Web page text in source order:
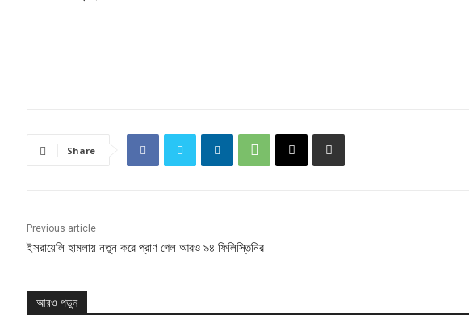
Share
Previous article
ইসরায়েলি হামলায় নতুন করে প্রাণ গেল আরও ৯৪ ফিলিস্তিনির
আরও পড়ুন